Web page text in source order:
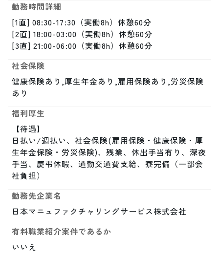
勤務時間詳細
[1直] 08:30-17:30（実働8h）休憩60分
[2直] 18:00-03:00（実働8h）休憩60分
[3直] 21:00-06:00（実働8h）休憩60分
社会保険
健康保険あり,厚生年金あり,雇用保険あり,労災保険
あり
福利厚生
【待遇】
日払い/週払い、社会保険(雇用保険・健康保険・厚
生年金保険・労災保険)、残業、休出手当有り、深夜
手当、慶弔休暇、通勤交通費支給、寮完備（一部会
社負担）
勤務先企業名
日本マニュファクチャリングサービス株式会社
有料職業紹介案件であるか
いいえ